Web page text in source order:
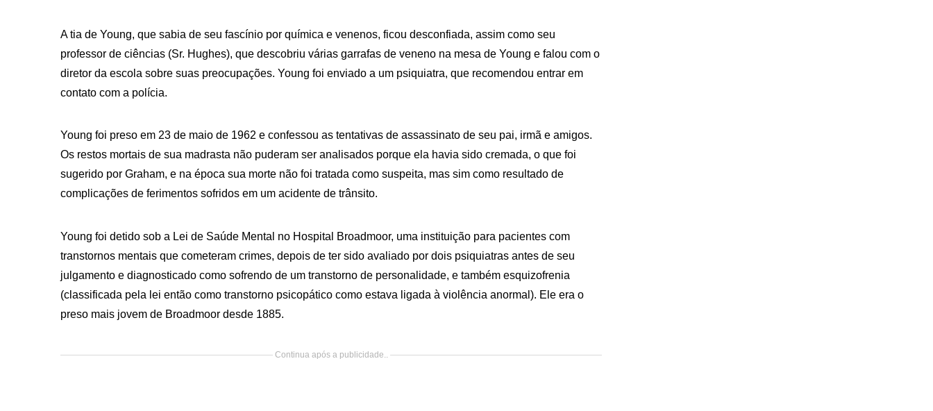
A tia de Young, que sabia de seu fascínio por química e venenos, ficou desconfiada, assim como seu
professor de ciências (Sr. Hughes), que descobriu várias garrafas de veneno na mesa de Young e falou com o
diretor da escola sobre suas preocupações. Young foi enviado a um psiquiatra, que recomendou entrar em
contato com a polícia.
Young foi preso em 23 de maio de 1962 e confessou as tentativas de assassinato de seu pai, irmã e amigos.
Os restos mortais de sua madrasta não puderam ser analisados porque ela havia sido cremada, o que foi
sugerido por Graham, e na época sua morte não foi tratada como suspeita, mas sim como resultado de
complicações de ferimentos sofridos em um acidente de trânsito.
Young foi detido sob a Lei de Saúde Mental no Hospital Broadmoor, uma instituição para pacientes com
transtornos mentais que cometeram crimes, depois de ter sido avaliado por dois psiquiatras antes de seu
julgamento e diagnosticado como sofrendo de um transtorno de personalidade, e também esquizofrenia
(classificada pela lei então como transtorno psicopático como estava ligada à violência anormal). Ele era o
preso mais jovem de Broadmoor desde 1885.
Continua após a publicidade..